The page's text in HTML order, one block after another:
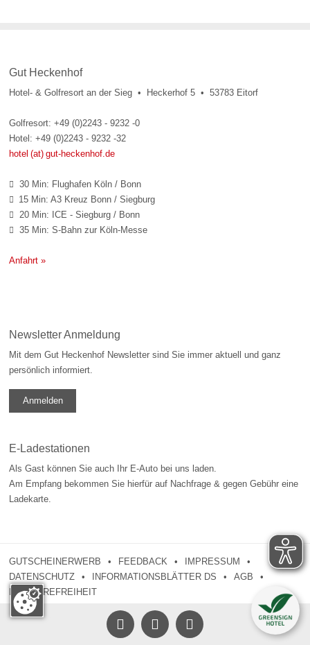
Gut Heckenhof
Hotel- & Golfresort an der Sieg • Heckerhof 5 • 53783 Eitorf
Golfresort: +49 (0)2243 - 9232 -0
Hotel: +49 (0)2243 - 9232 -32
hotel (at) gut-heckenhof.de
 30 Min: Flughafen Köln / Bonn
 15 Min: A3 Kreuz Bonn / Siegburg
 20 Min: ICE - Siegburg / Bonn
 35 Min: S-Bahn zur Köln-Messe
Anfahrt »
Newsletter Anmeldung
Mit dem Gut Heckenhof Newsletter sind Sie immer aktuell und ganz
persönlich informiert.
Anmelden
E-Ladestationen
Als Gast können Sie auch Ihr E-Auto bei uns laden.
Am Empfang bekommen Sie hierfür auf Nachfrage & gegen Gebühr eine
Ladekarte.
GUTSCHEINERWERB FEEDBACK
IMPRESSUM
DATENSCHUTZ
INFORMATIONSBLÄTTER DS
AGB
BARRIEREFREIHEIT
  